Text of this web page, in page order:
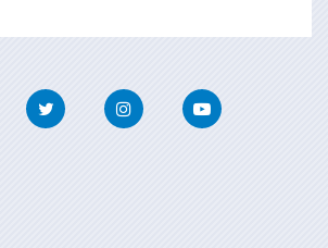
Twitter InstagramYoutube